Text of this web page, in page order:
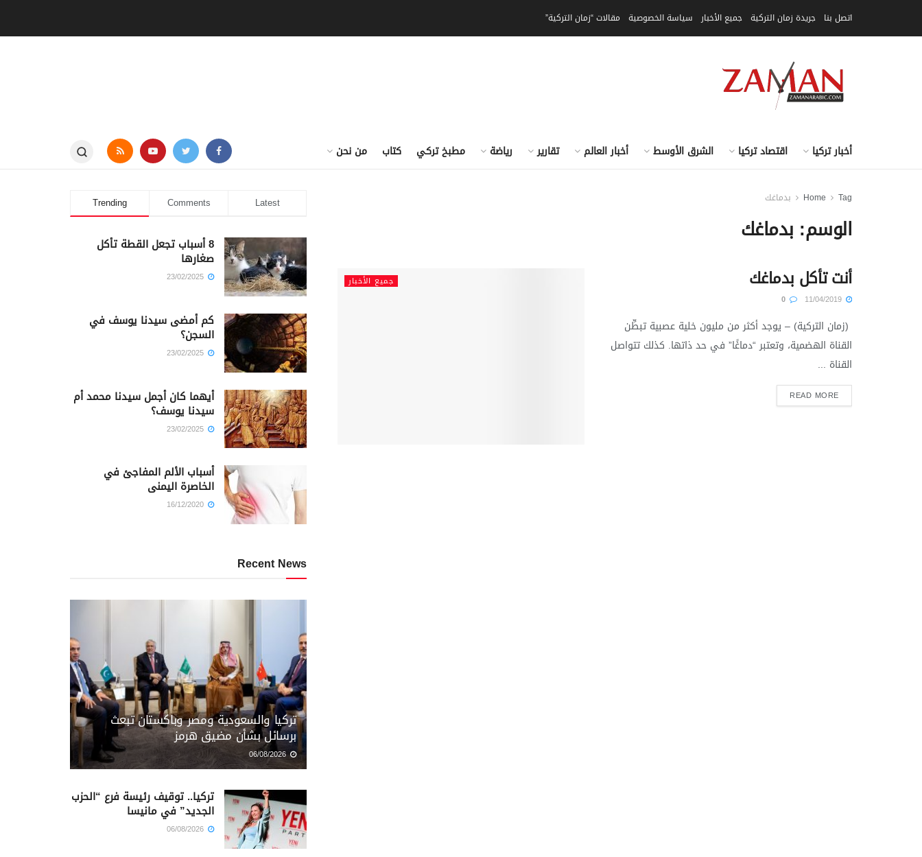
اتصل بنا جريدة زمان التركية جميع الأخبار سياسة الخصوصية مقالات “زمان التركية”
أخبار تركيا اقتصاد تركيا الشرق الأوسط أخبار العالم تقارير رياضة مطبخ تركي كتاب من نحن
Home Tag بدماغك
الوسم: بدماغك
جميع الأخبار أنت تأكل بدماغك
(زمان التركية) – يوجد أكثر من مليون خلية عصبية تبطِّن
القناة الهضمية، وتعتبر “دماغًا” في حد ذاتها. كذلك تتواصل
القناة ...
READ MORE
Trending Comments Latest
8 أسباب تجعل القطة تأكل
صغارها
كم أمضى سيدنا يوسف في
السجن؟
أيهما كان أجمل سيدنا محمد أم
سيدنا يوسف؟
أسباب الألم المفاجئ في
الخاصرة اليمنى
Recent News
تركيا والسعودية ومصر وباكستان تبعث
برسائل بشأن مضيق هرمز
تركيا.. توقيف رئيسة فرع “الحزب
الجديد” في مانيسا